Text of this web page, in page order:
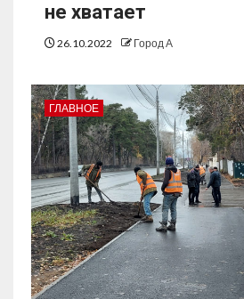
не хватает
26.10.2022 Город А
ГЛАВНОЕ